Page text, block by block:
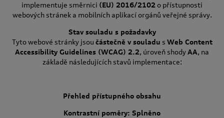
implementuje směrnici (EU) 2016/2102o přístupnosti
webových stránek a mobilních aplikací orgánů veřejné správy.
Stav souladu s požadavky
Tyto webové stránky jsou částečně v souladu s Web Content
Accessibility Guidelines (WCAG) 2.2, úroveň shodyAA, na
základě následujících stavů implementace:
Přehled přístupného obsahu
Kontrastní poměry: Splněno